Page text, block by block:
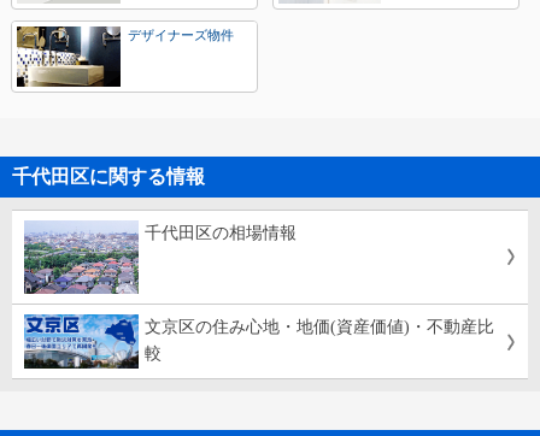
デザイナーズ物件
千代田区に関する情報
千代田区の相場情報
文京区の住み心地・地価(資産価値)・不動産比
較